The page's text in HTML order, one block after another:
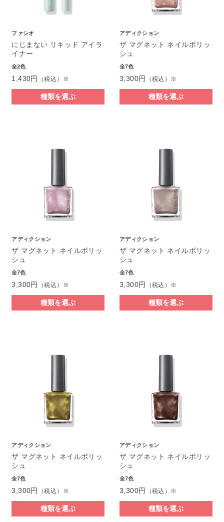
ファシオ
にじまない リキッド アイラ
イナー
全2色
1,430円 （税込）※
種類を選ぶ
アディクション
ザ マグネット ネイルポリッ
シュ
全7色
3,300円 （税込）※
種類を選ぶ
アディクション
ザ マグネット ネイルポリッ
シュ
全7色
3,300円 （税込）※
種類を選ぶ
アディクション
ザ マグネット ネイルポリッ
シュ
全7色
3,300円 （税込）※
種類を選ぶ
アディクション
ザ マグネット ネイルポリッ
シュ
全7色
3,300円 （税込）※
種類を選ぶ
アディクション
ザ マグネット ネイルポリッ
シュ
全7色
3,300円 （税込）※
種類を選ぶ